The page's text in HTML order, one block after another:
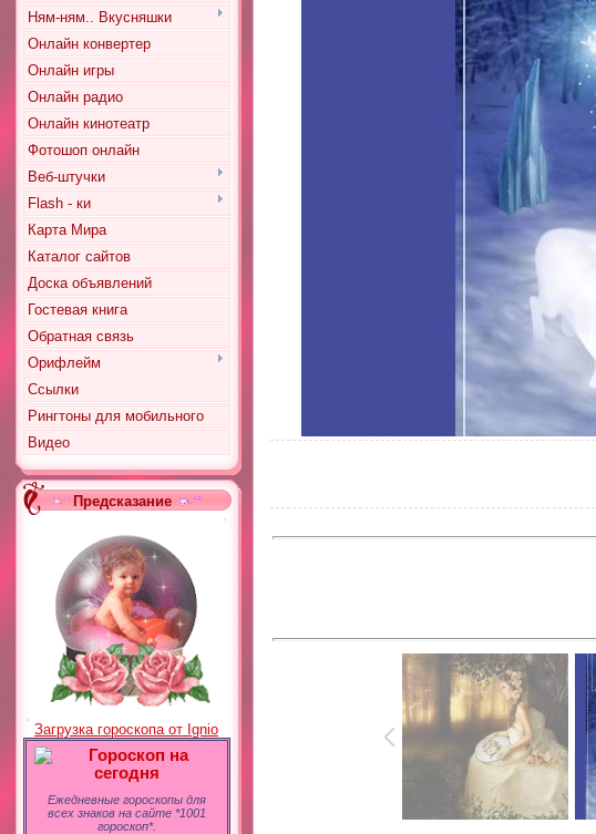
Ням-ням.. Вкусняшки
Онлайн конвертер
Онлайн игры
Онлайн радио
Онлайн кинотеатр
Фотошоп онлайн
Веб-штучки
Flash - ки
Карта Мира
Каталог сайтов
Доска объявлений
Гостевая книга
Обратная связь
Орифлейм
Ссылки
Рингтоны для мобильного
Видео
Предсказание
Загрузка гороскопа от Ignio
Гороскоп на
сегодня
Ежедневные гороскопы для
всех знаков на сайте *1001
гороскоп*.